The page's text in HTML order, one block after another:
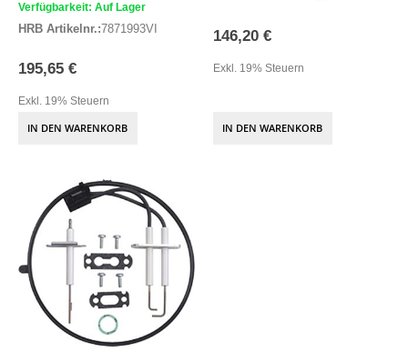
Verfügbarkeit: Auf Lager
HRB Artikelnr.:7871993VI
195,65 €
Exkl. 19% Steuern
IN DEN WARENKORB
146,20 €
Exkl. 19% Steuern
IN DEN WARENKORB